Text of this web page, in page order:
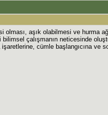
olması, aşık olabilmesi ve hurma
bilimsel çalışmanın neticesinde
cümle başlangıcına ve